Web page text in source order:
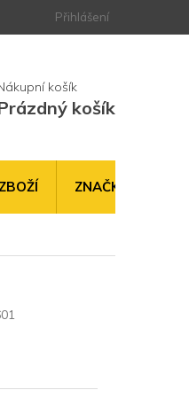
Přihlášení
košík
ZNAČKY